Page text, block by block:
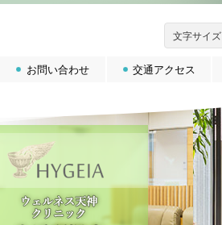
文字サイズ
お問い合わせ 交通アクセス